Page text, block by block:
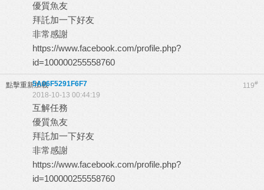
優質魚友
拜託加一下好友
非常感謝
https://www.facebook.com/profile.php?
id=100000255558760
點擊重新加載 119#
5A06F5291F6F7
2018-10-13 00:44:19
互解任務
優質魚友
拜託加一下好友
非常感謝
https://www.facebook.com/profile.php?
id=100000255558760